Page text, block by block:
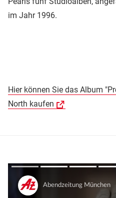
im Jahr 1996.
Hier können Sie das Album
North kaufen